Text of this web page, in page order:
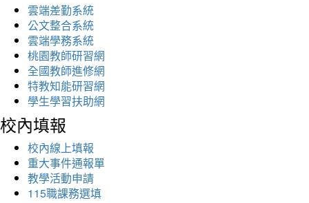
雲端差勤系統
公文整合系統
雲端學務系統
桃園教師研習網
全國教師進修網
特教知能研習網
學生學習扶助網
校內填報
校內線上填報
重大事件通報單
教學活動申請
115職課務選填